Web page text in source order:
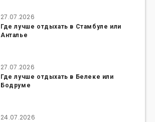
27.07.2026
Где лучше отдыхать в Стамбуле или
Анталье
27.07.2026
Где лучше отдыхать в Белеке или
Бодруме
24.07.2026